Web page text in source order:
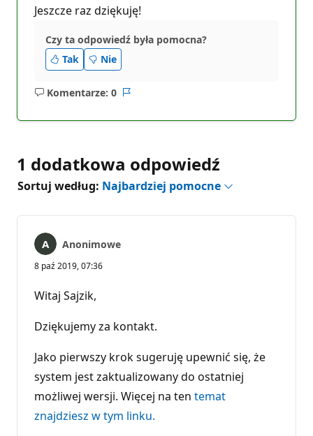
Jeszcze raz dziękuję!
Czy ta odpowiedź była pomocna?
Tak
Nie
Komentarze: 0
Brak
1 dodatkowa odpowiedź
Sortuj według: Najbardziej pomocne
Anonimowe
8 paź 2019, 07:36
Witaj Sajzik,
Dziękujemy za kontakt.
Jako pierwszy krok sugeruję upewnić się, że
system jest zaktualizowany do ostatniej
możliwej wersji. Więcej na ten temat
znajdziesz w tym linku.